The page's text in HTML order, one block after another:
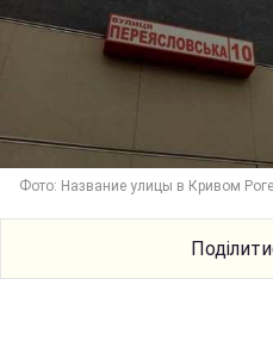
Фото: Название улицы в Кривом